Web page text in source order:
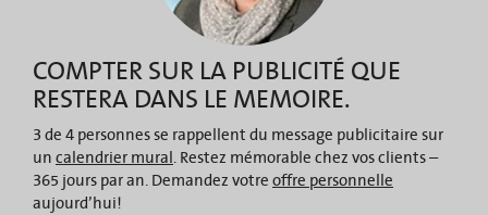
COMPTER SUR LA PUBLICITÉ QUE
RESTERA DANS LE MEMOIRE.
3 de 4 personnes se rappellent du message publicitaire sur
un calendrier mural. Restez mémorable chez vos clients –
365 jours par an. Demandez votre offre personnelle
aujourd’hui!